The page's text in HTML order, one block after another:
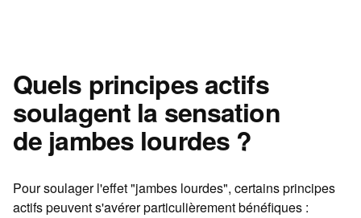
Quels principes actifs
soulagent la sensation
de jambes lourdes ?
Pour soulager l'effet "jambes lourdes", certains principes
actifs peuvent s'avérer particulièrement bénéfiques :